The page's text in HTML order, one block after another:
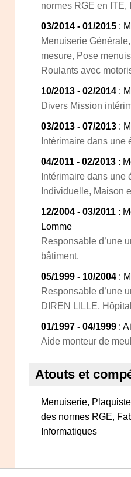
normes RGE en ITE,
03/2014 - 01/2015 :
Menuiserie
mesure, Pose
Roulants avec
10/2013 - 02/2014 :
Divers Mission
03/2013 - 07/2013 :
Intérimaire dans une
04/2011 - 02/2013 :
Intérimaire dans
Individuelle, Maison
12/2004 - 03/2011 :
Lomme
Responsable d’une
bâtiment.
05/1999 - 10/2004 :
Responsable d’une
DIREN LILLE,
01/1997 - 04/1999 :
Aide monteur de
Atouts et
Menuiserie,
des normes RGE,
Informatiques